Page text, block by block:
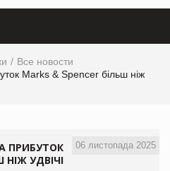
Все новости
Marks & Spencer більш ніж
06 листопада 2025
ПРИБУТОК
НІЖ УДВІЧІ